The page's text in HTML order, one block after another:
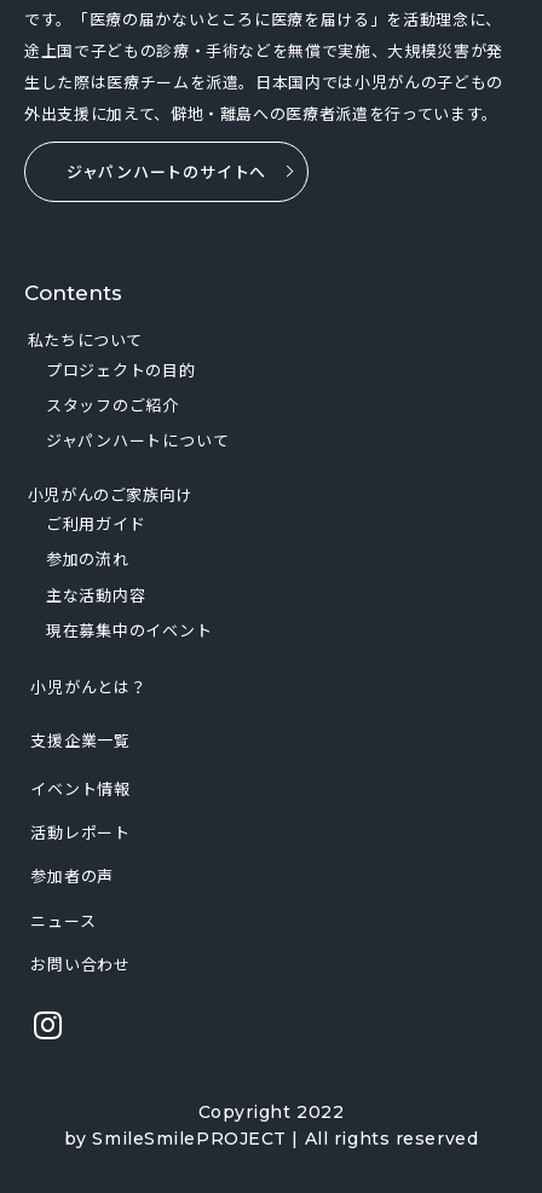
です。「医療の届かないところに医療を届ける」を活動理念に、
途上国で子どもの診療・手術などを無償で実施、大規模災害が発
生した際は医療チームを派遣。日本国内では小児がんの子どもの
外出支援に加えて、僻地・離島への医療者派遣を行っています。
ジャパンハートのサイトへ
Contents
私たちについて
プロジェクトの目的
スタッフのご紹介
ジャパンハートについて
小児がんのご家族向け
ご利用ガイド
参加の流れ
主な活動内容
現在募集中のイベント
小児がんとは？
支援企業一覧
イベント情報
活動レポート
参加者の声
ニュース
お問い合わせ
Copyright 2022
by SmileSmilePROJECT | All rights reserved